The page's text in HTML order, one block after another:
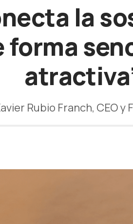
la
Rubio Franch, CEO y